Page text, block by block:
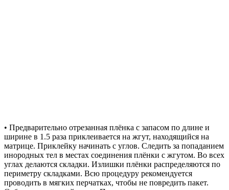
• Предварительно отрезанная плёнка с запасом по длине и
ширине в 1.5 раза приклеивается на жгут, находящийся на
матрице. Приклейку начинать с углов. Следить за попаданием
инородных тел в местах соединения плёнки с жгутом. Во всех
углах делаются складки. Излишки плёнки распределяются по
периметру складками. Всю процедуру рекомендуется
проводить в мягких перчатках, чтобы не повредить пакет.